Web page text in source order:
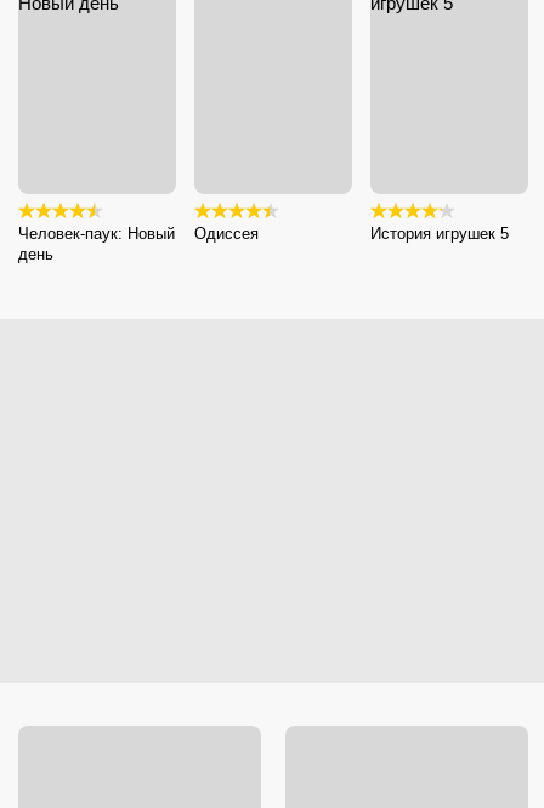
Человек-паук: Новый
день
Одиссея История игрушек 5